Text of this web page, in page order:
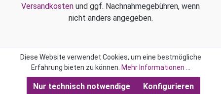
Versandkosten und ggf. Nachnahmegebühren, wenn
nicht anders angegeben.
Diese Website verwendet Cookies, um eine bestmögliche
Erfahrung bieten zu können. Mehr Informationen ...
Nur technisch notwendige Konfigurieren